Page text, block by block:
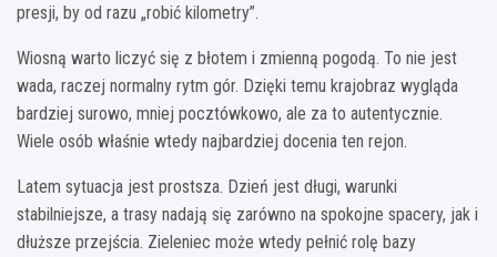
presji, by od razu „robić kilometry”.
Wiosną warto liczyć się z błotem i zmienną pogodą. To nie jest
wada, raczej normalny rytm gór. Dzięki temu krajobraz wygląda
bardziej surowo, mniej pocztówkowo, ale za to autentycznie.
Wiele osób właśnie wtedy najbardziej docenia ten rejon.
Latem sytuacja jest prostsza. Dzień jest długi, warunki
stabilniejsze, a trasy nadają się zarówno na spokojne spacery, jak i
dłuższe przejścia. Zieleniec może wtedy pełnić rolę bazy